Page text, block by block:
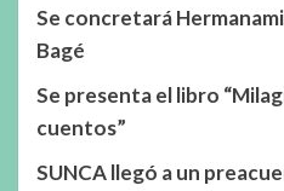
Se concretará
Bagé
Se presenta el libro
cuentos”
SUNCA llegó a un